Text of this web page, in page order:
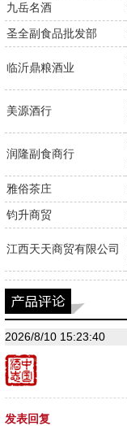
九岳名酒
圣全副食品批发部
临沂鼎粮酒业
美源酒行
润隆副食商行
雅俗茶庄
钧升商贸
江西天天商贸有限公司
2026/8/10 15:23:40
发表回复